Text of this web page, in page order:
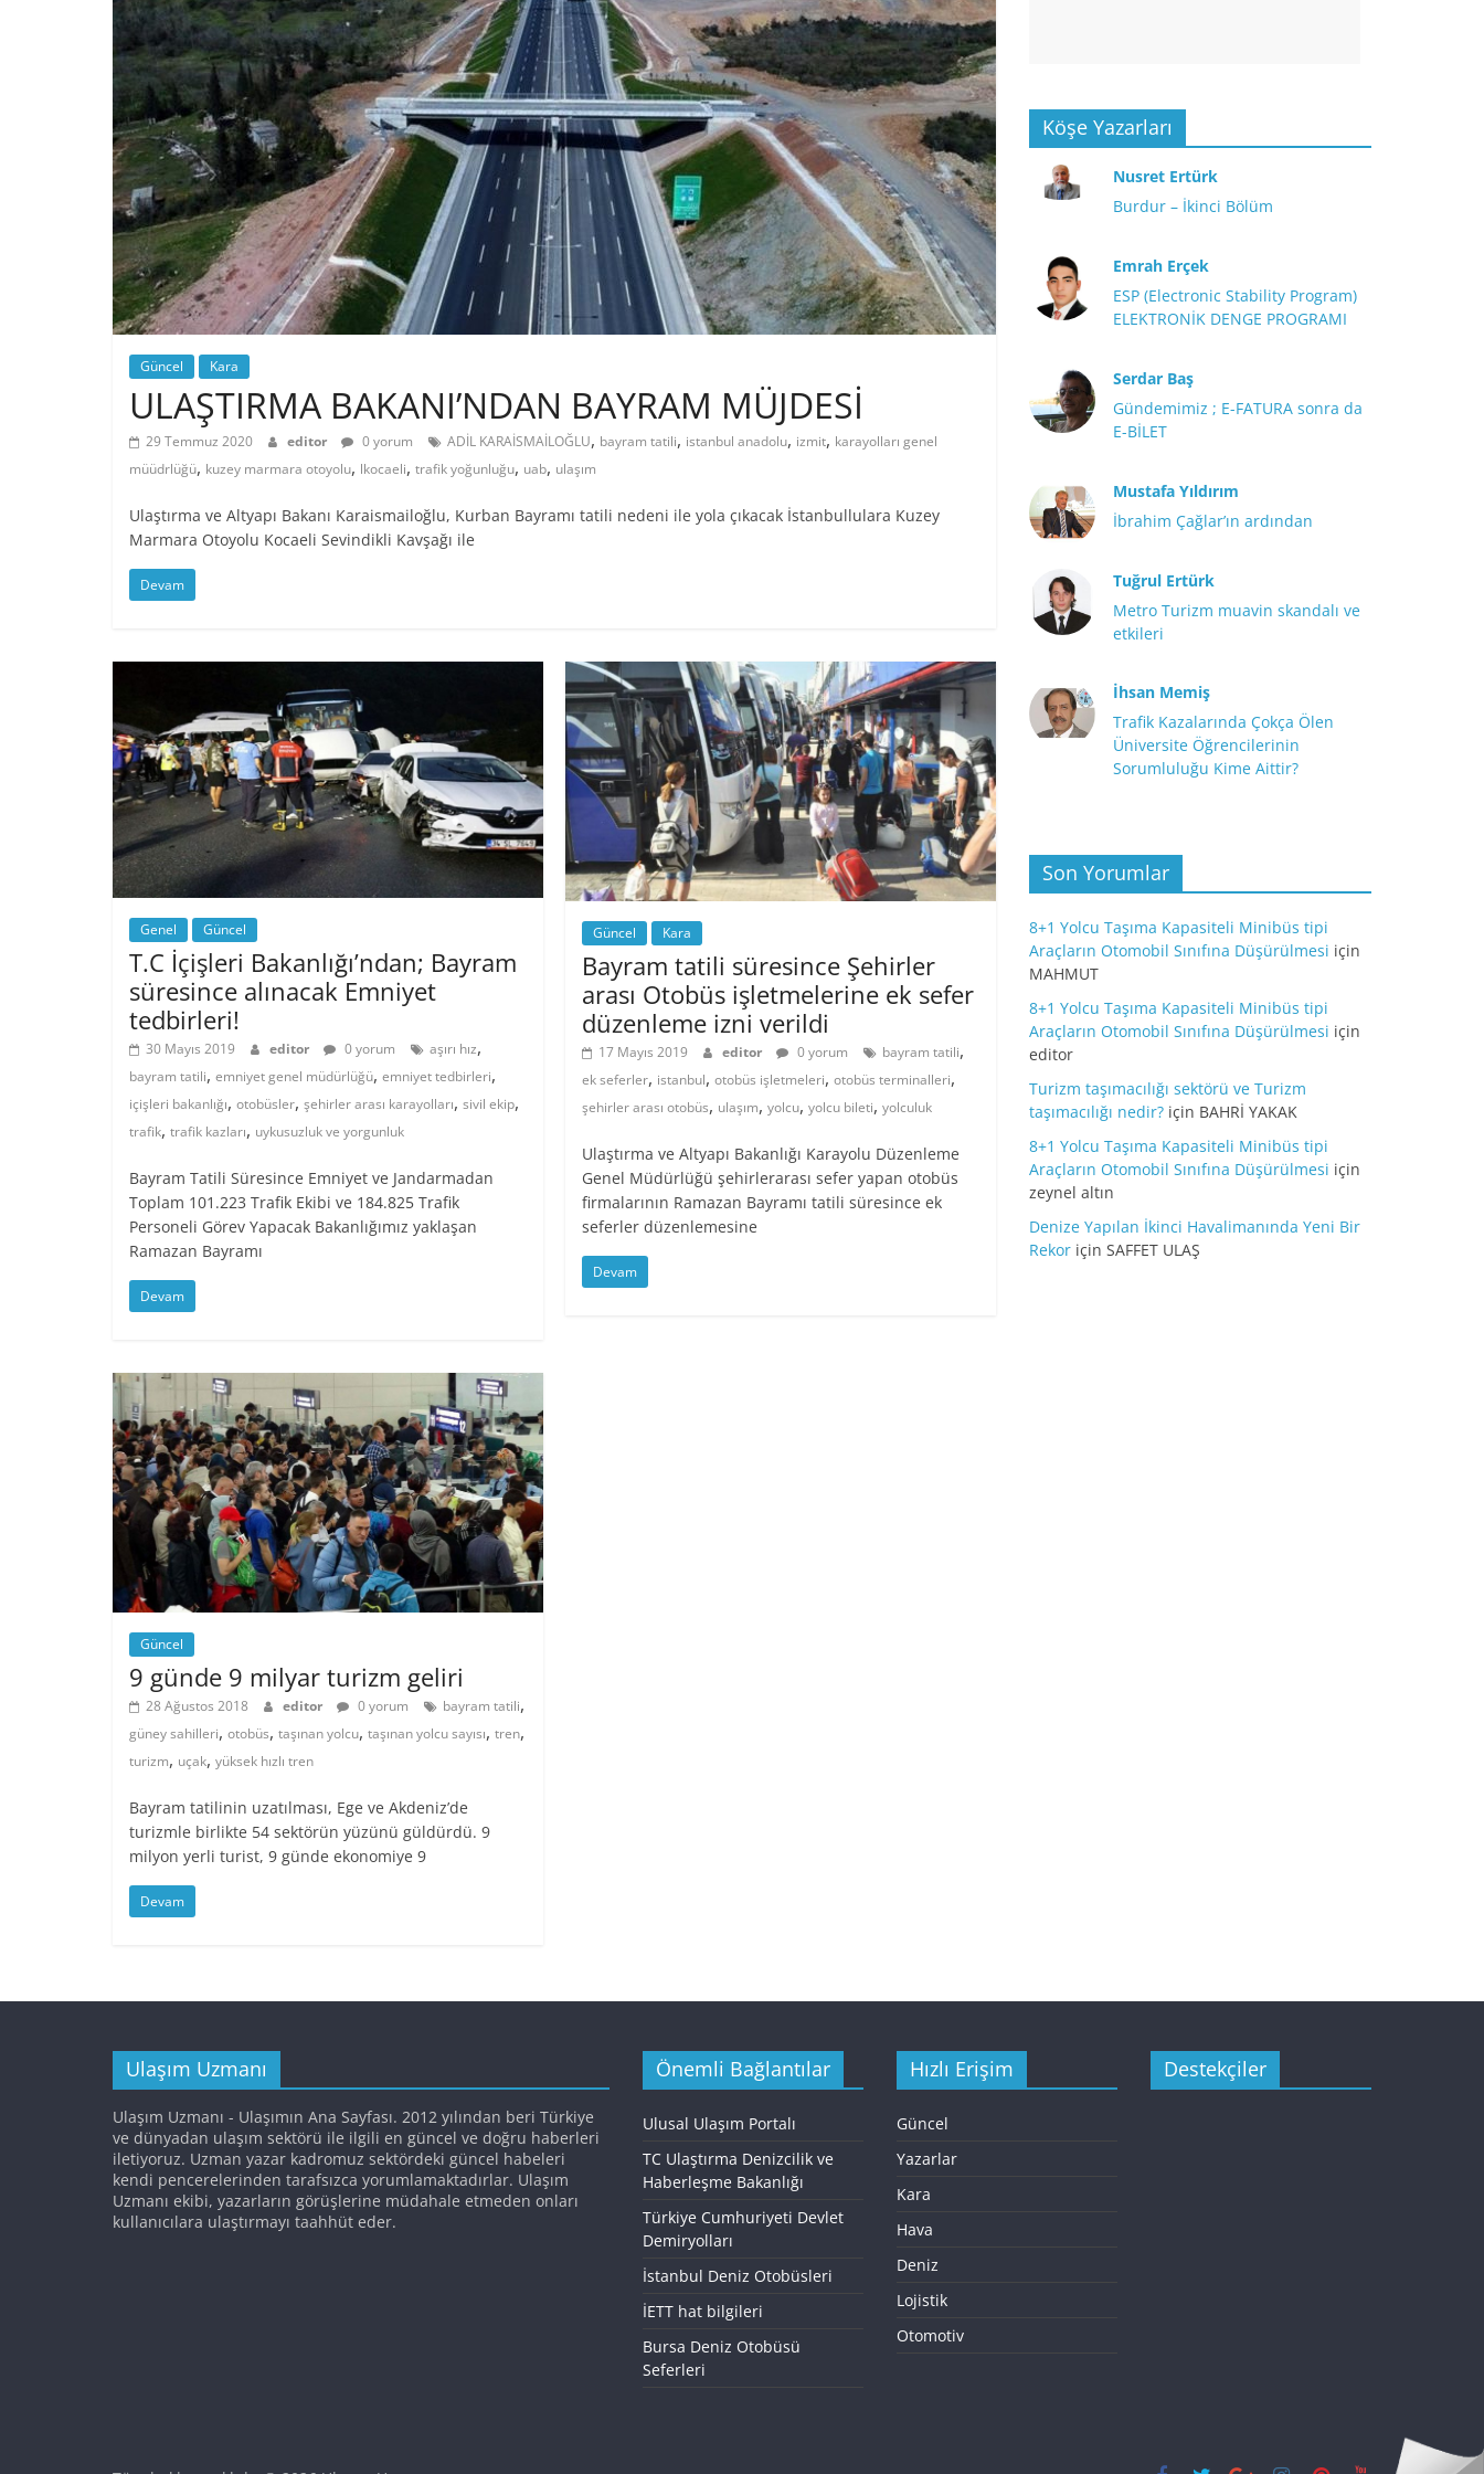
Güncel Kara
ULAŞTIRMA BAKANI’NDAN BAYRAM MÜJDESİ
29 Temmuz 2020 editor 0 yorum ADİL KARAİSMAİLOĞLU, bayram tatili, istanbul anadolu, izmit, karayolları genel
müüdrlüğü, kuzey marmara otoyolu, lkocaeli, trafik yoğunluğu, uab, ulaşım
Ulaştırma ve Altyapı Bakanı Karaismailoğlu, Kurban Bayramı tatili nedeni ile yola çıkacak İstanbullulara Kuzey
Marmara Otoyolu Kocaeli Sevindikli Kavşağı ile
Devam
Genel Güncel
T.C İçişleri Bakanlığı’ndan; Bayram
süresince alınacak Emniyet
tedbirleri!
30 Mayıs 2019 editor 0 yorum aşırı hız,
bayram tatili, emniyet genel müdürlüğü, emniyet tedbirleri,
içişleri bakanlığı, otobüsler, şehirler arası karayolları, sivil ekip,
trafik, trafik kazları, uykusuzluk ve yorgunluk
Bayram Tatili Süresince Emniyet ve Jandarmadan
Toplam 101.223 Trafik Ekibi ve 184.825 Trafik
Personeli Görev Yapacak Bakanlığımız yaklaşan
Ramazan Bayramı
Devam
Güncel Kara
Bayram tatili süresince Şehirler
arası Otobüs işletmelerine ek sefer
düzenleme izni verildi
17 Mayıs 2019 editor 0 yorum bayram tatili,
ek seferler, istanbul,otobüs işletmeleri,otobüs terminalleri,
şehirler arası otobüs, ulaşım,yolcu,yolcu bileti,yolculuk
Ulaştırma ve Altyapı Bakanlığı Karayolu Düzenleme
Genel Müdürlüğü şehirlerarası sefer yapan otobüs
firmalarının Ramazan Bayramı tatili süresince ek
seferler düzenlemesine
Devam
Güncel
9 günde 9 milyar turizm geliri
28 Ağustos 2018 editor 0 yorum bayram tatili,
güney sahilleri, otobüs, taşınan yolcu, taşınan yolcu sayısı, tren,
turizm, uçak, yüksek hızlı tren
Bayram tatilinin uzatılması, Ege ve Akdeniz’de
turizmle birlikte 54 sektörün yüzünü güldürdü. 9
milyon yerli turist, 9 günde ekonomiye 9
Devam
Köşe Yazarları
Nusret Ertürk
Burdur – İkinci Bölüm
Emrah Erçek
ESP (Electronic Stability Program)
ELEKTRONİK DENGE PROGRAMI
Serdar Baş
Gündemimiz ; E-FATURA sonra da
E-BİLET
Mustafa Yıldırım
İbrahim Çağlar’ın ardından
Tuğrul Ertürk
Metro Turizm muavin skandalı ve
etkileri
İhsan Memiş
Trafik Kazalarında Çokça Ölen
Üniversite Öğrencilerinin
Sorumluluğu Kime Aittir?
Son Yorumlar
8+1 Yolcu Taşıma Kapasiteli Minibüs tipi
Araçların Otomobil Sınıfına Düşürülmesi için
MAHMUT
8+1 Yolcu Taşıma Kapasiteli Minibüs tipi
Araçların Otomobil Sınıfına Düşürülmesi için
editor
Turizm taşımacılığı sektörü ve Turizm
taşımacılığı nedir? için BAHRİ YAKAK
8+1 Yolcu Taşıma Kapasiteli Minibüs tipi
Araçların Otomobil Sınıfına Düşürülmesi için
zeynel altın
Denize Yapılan İkinci Havalimanında Yeni Bir
Rekor için SAFFET ULAŞ
Ulaşım Uzmanı
Ulaşım Uzmanı - Ulaşımın Ana Sayfası. 2012 yılından beri Türkiye
ve dünyadan ulaşım sektörü ile ilgili en güncel ve doğru haberleri
iletiyoruz. Uzman yazar kadromuz sektördeki güncel habeleri
kendi pencerelerinden tarafsızca yorumlamaktadırlar. Ulaşım
Uzmanı ekibi, yazarların görüşlerine müdahale etmeden onları
kullanıcılara ulaştırmayı taahhüt eder.
Önemli Bağlantılar
Ulusal Ulaşım Portalı
TC Ulaştırma Denizcilik ve
Haberleşme Bakanlığı
Türkiye Cumhuriyeti Devlet
Demiryolları
İstanbul Deniz Otobüsleri
İETT hat bilgileri
Bursa Deniz Otobüsü
Seferleri
Hızlı Erişim
Güncel
Yazarlar
Kara
Hava
Deniz
Lojistik
Otomotiv
Destekçiler